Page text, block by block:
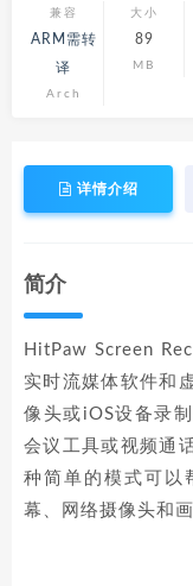
兼容
ARM需转
译
Arch
大小
89
MB
详情介绍
简介
HitPaw Screen
实时流媒体软件和
像头或iOS设备录
会议工具或视频通
种简单的模式可以
幕、网络摄像头和